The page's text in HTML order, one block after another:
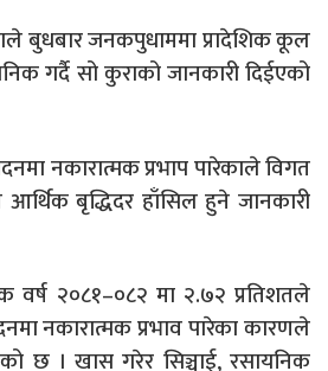
बुधबार जनकपुधाममा प्रादेशिक कूल
गर्दै सो कुराको जानकारी दिईएको
नकारात्मक प्रभाप पारेकाले विगत
बृद्धिदर हाँसिल हुने जानकारी
वर्ष २०८१–०८२ मा २.७२ प्रतिशतले
नकारात्मक प्रभाव पारेका कारणले
छ । खास गरेर सिञ्चाई, रसायनिक